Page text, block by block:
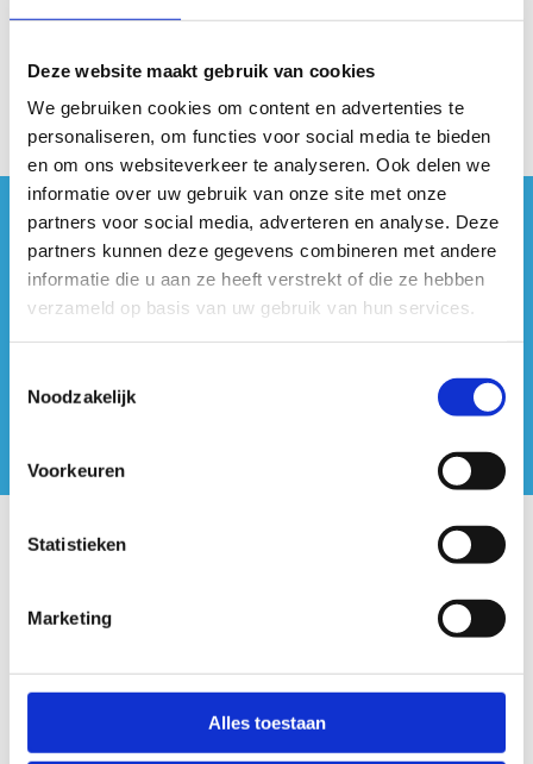
Deze website maakt gebruik van cookies
We gebruiken cookies om content en advertenties te
personaliseren, om functies voor social media te bieden
en om ons websiteverkeer te analyseren. Ook delen we
informatie over uw gebruik van onze site met onze
partners voor social media, adverteren en analyse. Deze
partners kunnen deze gegevens combineren met andere
informatie die u aan ze heeft verstrekt of die ze hebben
verzameld op basis van uw gebruik van hun services.
Noodzakelijk
Voorkeuren
Statistieken
Marketing
Alles toestaan
#sportersbelevenmeer
ook op sociale media
Onze centra
Sport Vlaanderen Hoofdzetel
Simon Bolivarlaan 17
Over ons
Wij ondersteunen